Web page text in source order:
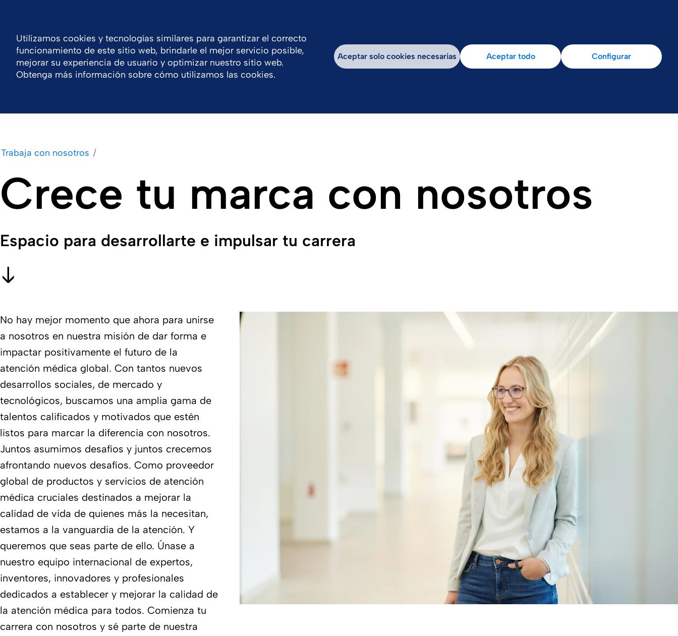
Compañía Portafolio Trabaja con nosotros Productos Legal
Trabaja con nosotros
Crece tu marca con nosotros
Espacio para desarrollarte e impulsar tu carrera
No hay mejor momento que ahora para unirse
a nosotros en nuestra misión de dar forma e
impactar positivamente el futuro de la
atención médica global. Con tantos nuevos
desarrollos sociales, de mercado y
tecnológicos, buscamos una amplia gama de
talentos calificados y motivados que estén
listos para marcar la diferencia con nosotros.
Juntos asumimos desafíos y juntos crecemos
afrontando nuevos desafíos. Como proveedor
global de productos y servicios de atención
médica cruciales destinados a mejorar la
calidad de vida de quienes más la necesitan,
estamos a la vanguardia de la atención. Y
queremos que seas parte de ello. Únase a
nuestro equipo internacional de expertos,
inventores, innovadores y profesionales
dedicados a establecer y mejorar la calidad de
la atención médica para todos. Comienza tu
carrera con nosotros y sé parte de nuestra
Utilizamos cookies y tecnologías similares para garantizar el correcto
funcionamiento de este sitio web, brindarle el mejor servicio posible,
mejorar su experiencia de usuario y optimizar nuestro sitio web.
Obtenga más información sobre cómo utilizamos las cookies.
Aceptar solo cookies necesarias Aceptar todo Configurar